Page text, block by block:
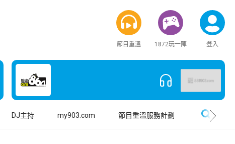
節目重溫 1872玩一陣 登入
DJ主持 my903.com 節目重溫服務計劃